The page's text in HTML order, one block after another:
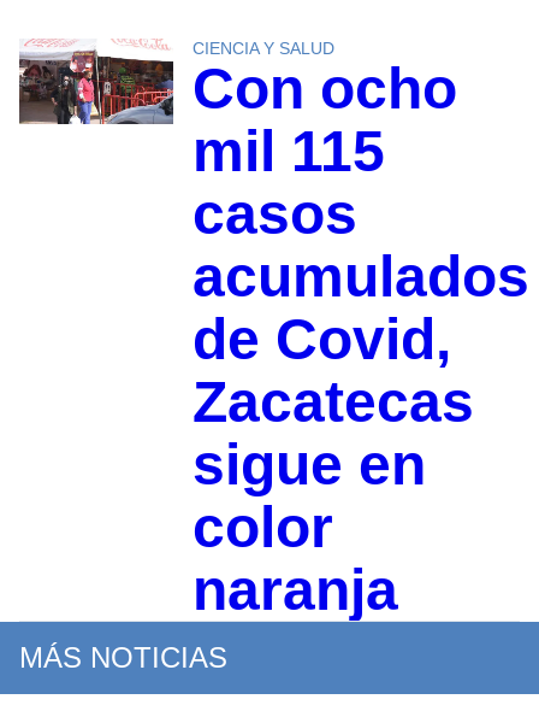
CIENCIA Y SALUD
Con ocho
mil 115
casos
acumulados
de Covid,
Zacatecas
sigue en
color
naranja
MÁS NOTICIAS